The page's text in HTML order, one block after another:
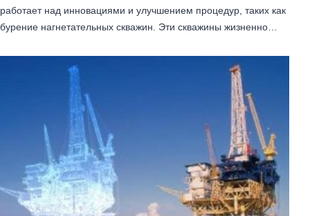
работает над инновациями и улучшением процедур, таких как
бурение нагнетательных скважин. Эти скважины жизненно…